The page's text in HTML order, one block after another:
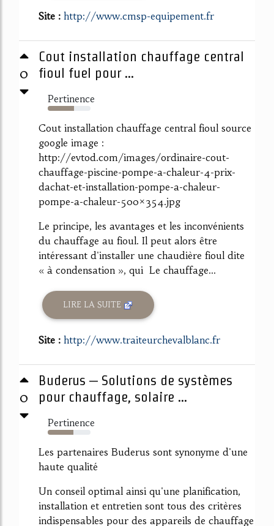
Site : http://www.cmsp-equipement.fr
0
Cout installation chauffage central
fioul fuel pour ...
Pertinence
62%
Cout installation chauffage central fioul source
google image :
http://evtod.com/images/ordinaire-cout-
chauffage-piscine-pompe-a-chaleur-4-prix-
dachat-et-installation-pompe-a-chaleur-
pompe-a-chaleur-500×354.jpg
Le principe, les avantages et les inconvénients
du chauffage au fioul. Il peut alors être
intéressant d'installer une chaudière fioul dite
« à condensation », qui Le chauffage...
LIRE LA SUITE
Site : http://www.traiteurchevalblanc.fr
0
Buderus – Solutions de systèmes
pour chauffage, solaire ...
Pertinence
60%
Les partenaires Buderus sont synonyme d'une
haute qualité
Un conseil optimal ainsi qu'une planification,
installation et entretien sont tous des critères
indispensables pour des appareils de chauffage